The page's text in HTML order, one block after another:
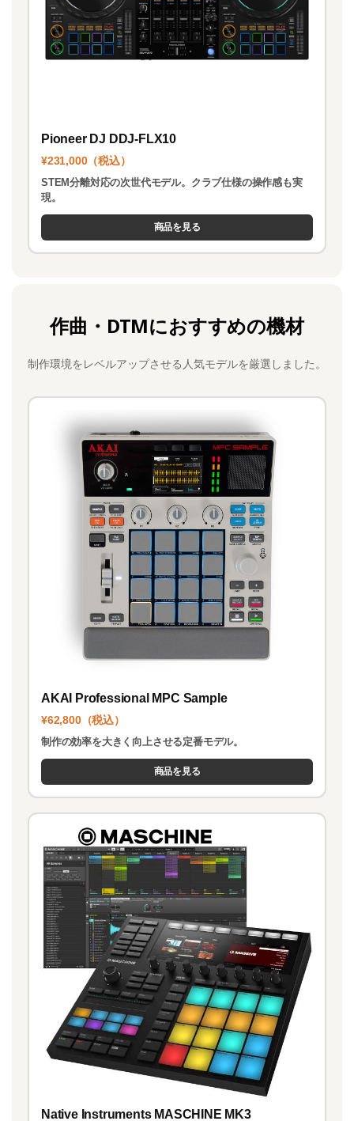
Pioneer DJ DDJ-FLX10
¥231,000（税込）
STEM分離対応の次世代モデル。クラブ仕様の操作感も実
現。
商品を見る
作曲・DTMにおすすめの機材
制作環境をレベルアップさせる人気モデルを厳選しました。
AKAI Professional MPC Sample
¥62,800（税込）
制作の効率を大きく向上させる定番モデル。
商品を見る
Native Instruments MASCHINE MK3